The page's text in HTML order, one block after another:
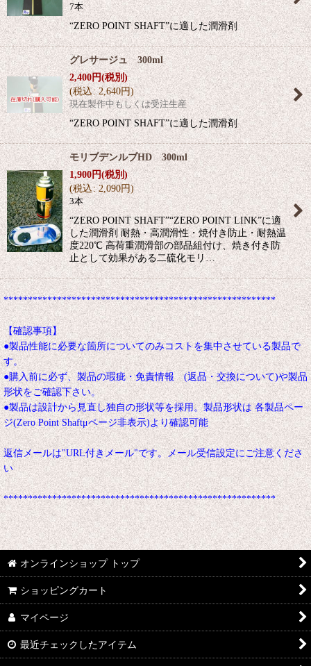
7本
“ZERO POINT SHAFT”に適した潤滑剤
グレサージュ 300ml
2,400円(税別)
(税込: 2,640円)
現在製作中もしくは受注生産
“ZERO POINT SHAFT”に適した潤滑剤
モリブデンルブHD 300ml
1,900円(税別)
(税込: 2,090円)
3本
“ZERO POINT SHAFT”“ZERO POINT LINK”に適
した潤滑剤 耐熱・高潤滑性・焼付き防止・耐熱温
度220℃ 高荷重潤滑部の部品組付け、焼き付き防
止として効果がある二硫化モリ…
********************************************************
【確認事項】
●製品性能に必要な箇所についてのみコストを集中させている製品で
す。
●購入前に必ず、製品の瑕疵・免責情報 (返品・交換について)や製品
形状をご確認下さい。
●製品は設計から見直し独自の形状等を採用。製品形状は 各製品ペー
ジ(Zero Point Shaftμページ非表示)より確認可能
返信メールは"URL付きメール"です。メール受信設定にご注意くださ
い
********************************************************
オンラインショップ トップ
ショッピングカート
マイページ
最近チェックしたアイテム